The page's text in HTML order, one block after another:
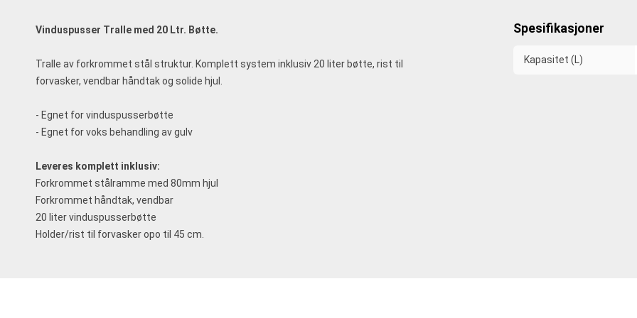
Vinduspusser Tralle med 20 Ltr. Bøtte.
Tralle av forkrommet stål struktur. Komplett system inklusiv 20 liter bøtte, rist til
forvasker, vendbar håndtak og solide hjul.
- Egnet for vinduspusserbøtte
- Egnet for voks behandling av gulv
Leveres komplett inklusiv:
Forkrommet stålramme med 80mm hjul
Forkrommet håndtak, vendbar
20 liter vinduspusserbøtte
Holder/rist til forvasker opo til 45 cm.
Spesifikasjoner
Kapasitet (L)